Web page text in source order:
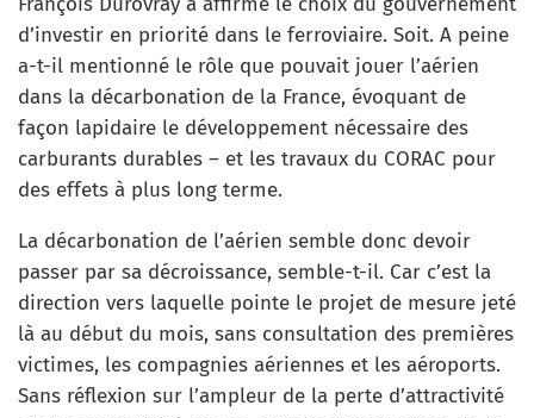
d’investir en priorité dans le ferroviaire. Soit. A peine
a-t-il mentionné le rôle que pouvait jouer l’aérien
dans la décarbonation de la France, évoquant de
façon lapidaire le développement nécessaire des
carburants durables – et les travaux du CORAC pour
des effets à plus long terme.
La décarbonation de l’aérien semble donc devoir
passer par sa décroissance, semble-t-il. Car c’est la
direction vers laquelle pointe le projet de mesure jeté
là au début du mois, sans consultation des premières
victimes, les compagnies aériennes et les aéroports.
Sans réflexion sur l’ampleur de la perte d’attractivité